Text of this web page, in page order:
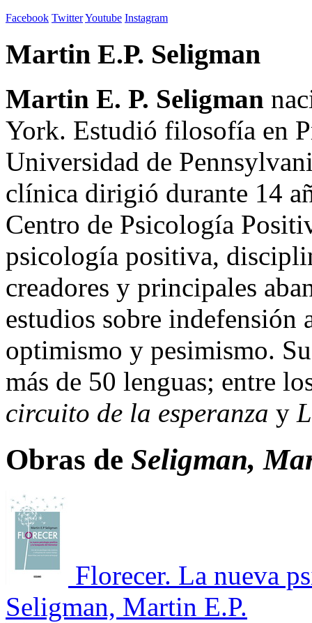
Facebook TwitterYoutube Instagram
Martin E.P. Seligman
Martin E. P. Seligman
York. Estudió filosofía en
Universidad de
clínica dirigió durante 14
Centro de Psicología
psicología positiva,
creadores y principales
estudios sobre indefensión
optimismo y pesimismo.
más de 50 lenguas; entre
circuito de la esperanza y
Obras de Seligman,
Florecer. La nueva
Seligman, Martin E.P.